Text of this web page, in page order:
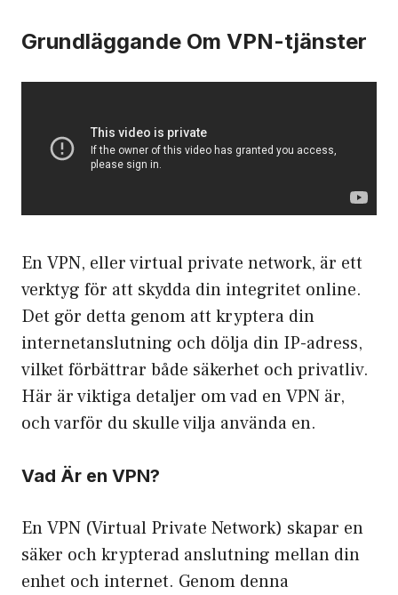
Grundläggande Om VPN-tjänster
En VPN, eller virtual private network, är ett
verktyg för att skydda din integritet online.
Det gör detta genom att kryptera din
internetanslutning och dölja din IP-adress,
vilket förbättrar både säkerhet och privatliv.
Här är viktiga detaljer omvad en VPN är,
och varför du skulle vilja använda en.
Vad Är en VPN?
En VPN (Virtual Private Network) skapar en
säker och krypterad anslutning mellan din
enhet och internet. Genom denna